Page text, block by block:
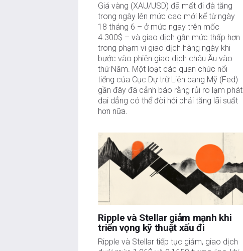
Giá vàng (XAU/USD) đã mất đi đà tăng
trong ngày lên mức cao mới kể từ ngày
18 tháng 6 – ở mức ngay trên mốc
4.300$ – và giao dịch gần mức thấp hơn
trong phạm vi giao dịch hàng ngày khi
bước vào phiên giao dịch châu Âu vào
thứ Năm. Một loạt các quan chức nổi
tiếng của Cục Dự trữ Liên bang Mỹ (Fed)
gần đây đã cảnh báo rằng rủi ro lạm phát
dai dẳng có thể đòi hỏi phải tăng lãi suất
hơn nữa.
Ripple và Stellar giảm mạnh khi
triển vọng kỹ thuật xấu đi
Ripple và Stellar tiếp tục giảm, giao dịch